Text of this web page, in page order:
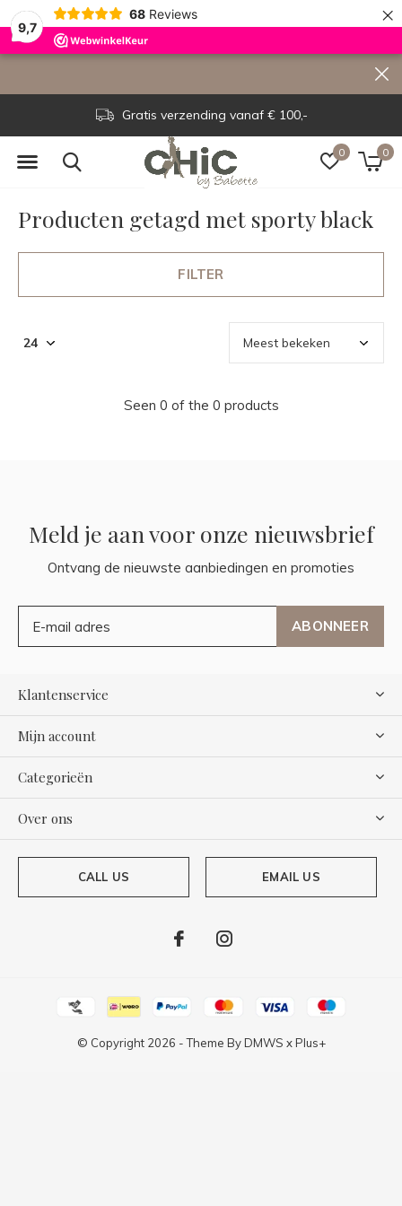
9,7
68 Reviews ×
0 0
Gratis verzending vanaf € 100,-
Producten getagd met sporty black
FILTER
Seen 0 of the 0 products
Meld je aan voor onze nieuwsbrief
Ontvang de nieuwste aanbiedingen en promoties
ABONNEER
Klantenservice
Mijn account
Categorieën
Over ons
CALL US EMAIL US
© Copyright 2026 - Theme ByDMWS xPlus+